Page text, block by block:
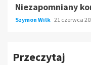
Niezapomniany
Szymon Wilk 21 czerwca
Przeczytaj